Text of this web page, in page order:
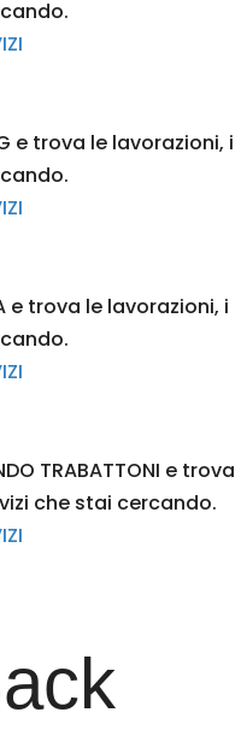
e trova le lavorazioni, i
e trova le lavorazioni, i
TRABATTONI e trova
che stai cercando.